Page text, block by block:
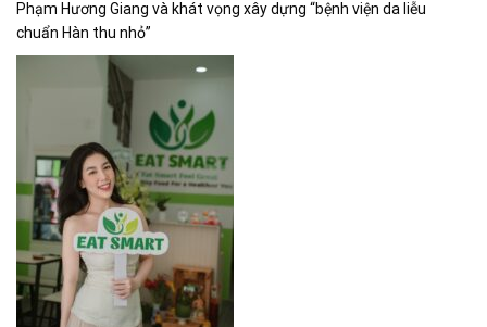
Phạm Hương Giang và khát vọng xây dựng “bệnh viện da liễu
chuẩn Hàn thu nhỏ”